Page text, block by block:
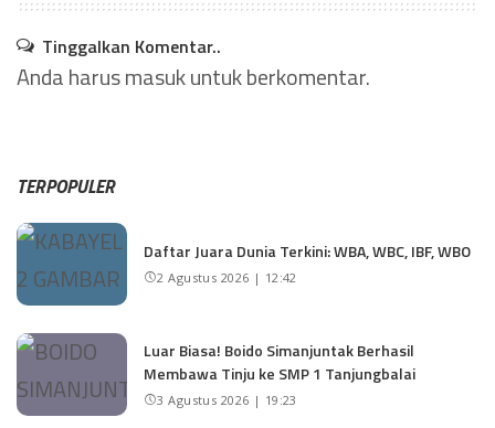
Tinggalkan Komentar..
Anda harusmasukuntuk berkomentar.
TERPOPULER
Daftar Juara Dunia Terkini: WBA, WBC, IBF, WBO
2 Agustus 2026 | 12:42
Luar Biasa! Boido Simanjuntak Berhasil
Membawa Tinju ke SMP 1 Tanjungbalai
3 Agustus 2026 | 19:23